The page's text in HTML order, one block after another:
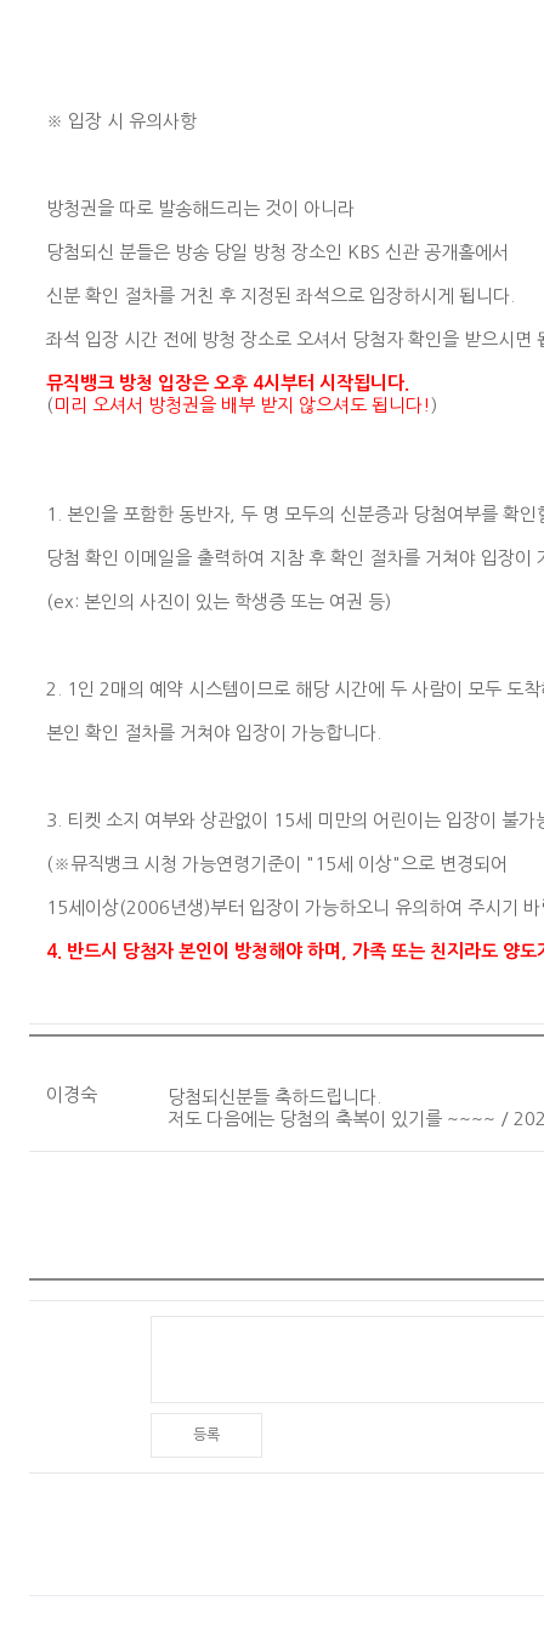
※ 입장 시 유의사항
방청권을 따로 발송해드리는 것이 아니라
당첨되신 분들은 방송 당일 방청 장소인 KBS 신관 공개홀에서
신분 확인 절차를 거친 후 지정된 좌석으로 입장하시게 됩니다.
좌석 입장 시간 전에 방청 장소로 오셔서 당첨자 확인을 받으시면
뮤직뱅크 방청 입장은 오후 4시부터 시작됩니다.
( 미리 오셔서 방청권을 배부 받지 않으셔도 됩니다! )
1. 본인을 포함한 동반자, 두 명 모두의 신분증과 당첨여부를 확인
당첨 확인 이메일을 출력하여 지참 후 확인 절차를 거쳐야 입장이
(ex: 본인의 사진이 있는 학생증 또는 여권 등)
2. 1인 2매의 예약 시스템이므로 해당 시간에 두 사람이 모두 도착
본인 확인 절차를 거쳐야 입장이 가능합니다.
3. 티켓 소지 여부와 상관없이 15세 미만의 어린이는 입장이 불가
(※뮤직뱅크 시청 가능연령기준이 "15세 이상"으로 변경되어
15세이상(2006년생)부터 입장이 가능하오니 유의하여 주시기 바
4. 반드시 당첨자 본인이 방청해야 하며, 가족 또는 친지라도 양도
이경숙
당첨되신분들 축하드립니다.
저도 다음에는 당첨의 축복이 있기를 ~~~~ /
등록